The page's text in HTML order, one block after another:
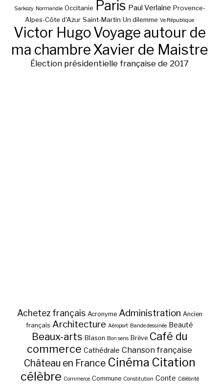
Sarkozy Normandie Occitanie Paris Paul Verlaine Provence-
Alpes-Côte d'Azur Saint-Martin Un dilemme Ve République
Victor HugoVoyage autour de
ma chambre Xavier de Maistre
Élection présidentielle française de 2017
Achetez français Acronyme Administration Ancien
français Architecture Aéroport Bande dessinée Beauté
Beaux-arts Blason Bon sens Brève Café du
commerce Cathédrale Chanson française
Château en France Cinéma Citation
célèbre Commerce Commune Constitution Conte Célébrité